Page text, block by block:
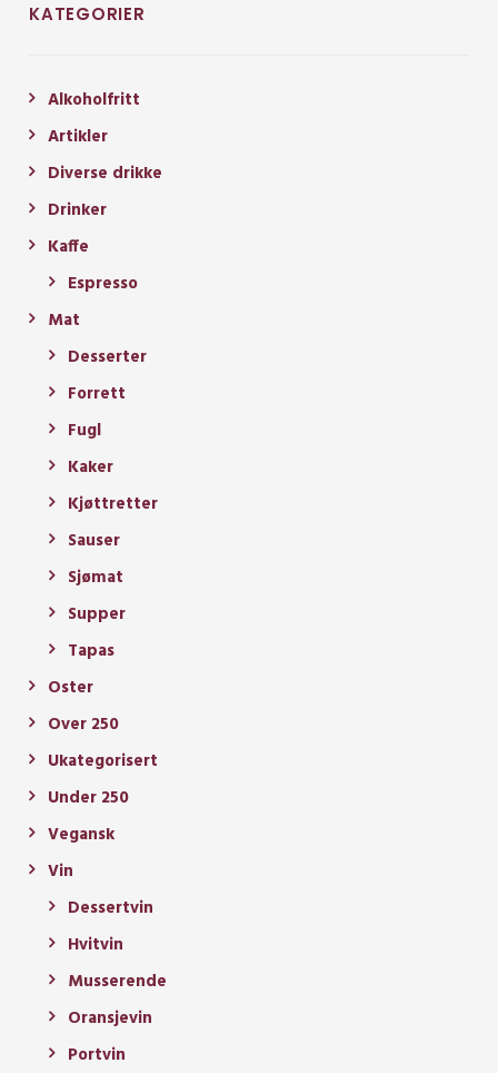
KATEGORIER
Alkoholfritt
Artikler
Diverse drikke
Drinker
Kaffe
Espresso
Mat
Desserter
Forrett
Fugl
Kaker
Kjøttretter
Sauser
Sjømat
Supper
Tapas
Oster
Over 250
Ukategorisert
Under 250
Vegansk
Vin
Dessertvin
Hvitvin
Musserende
Oransjevin
Portvin